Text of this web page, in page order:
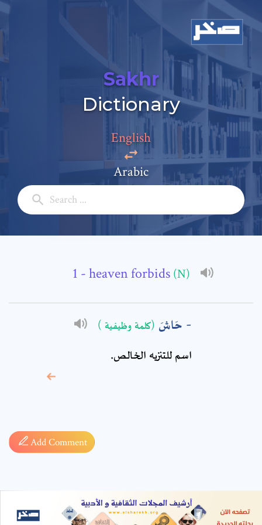
Sakhr
Dictionary
English
Arabic
- heaven forbids (N)
حَاشَ (كلمة وظيفية )
اسم للتنزيه الخالص.
Add Comment
Add a comment
Full Name: *
Subject: *
required fields